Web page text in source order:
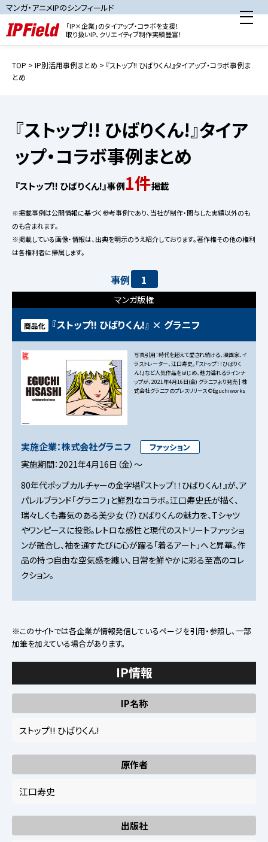
マンガ・アニメIPのシンフィールド
「IP×企業」のタイアップ・コラボを支援！
取り扱いIP、クリエイティブ制作実績豊富！
TOP > IP別活用事例まとめ > 『ストップ!! ひばりくん!』タイアップ・コラボ事例ま
とめ
『ストップ!! ひばりくん!』タイア
ップ・コラボ事例まとめ
『ストップ!! ひばりくん!』事例1件掲載
※掲載事例は公開情報に基づく参考事例であり、当社が制作・関与した実績以外のも
のも含まれます。
※掲載している画像・情報は、出典を明示のうえ紹介しております。著作権その他の権利
は各権利者に帰属します。
事例 1
マンガ版権
商品化 『ストップ!! ひばりくん!』 × グラニフ
写真引用：時代を超えて愛され続ける、漫画家、イ
ラストレーター、江口寿史。『ストップ！！ひばりく
ん！』など人気作品をはじめ、魅力溢れるラインナ
ップが、2021年4月16日(金) グラニフより発売 | 株
式会社グラニフのプレスリリース©Eguchiworks
実施企業：株式会社グラニフ ファッション
実施期間：2021年4月16日（金）～
80年代ポップカルチャーの金字塔『ストップ！！ひばりくん！』が、ア
パレルブランド「グラニフ」と鮮烈なコラボ。江口寿史氏が描く、
瑞々しくも毒気のある美少女（？）ひばりくんの魅力を、Tシャツ
やワンピースに投影。レトロな感性と現代のストリートファッショ
ンが融合し、袖を通すたびに心が躍る「着るアート」へと昇華。作
品の持つ自由な空気感を纏い、日常を鮮やかに彩る至高のコレ
クション。
※このサイトでは各企業が情報発信しているページを引用・参照し、一部
加筆を加えている場合があります。
IP情報
IP名称
ストップ!! ひばりくん!
原作者
江口寿史
出版社